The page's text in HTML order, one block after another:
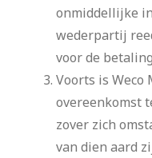
onmiddellijke
wederpartij
voor de
Voorts is Weco
overeenkomst
zover zich
van dien aard